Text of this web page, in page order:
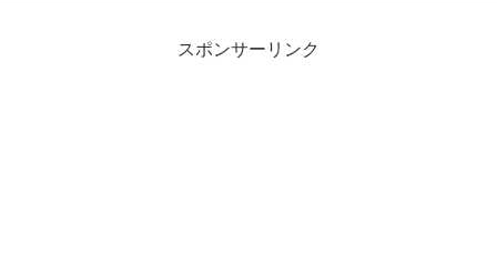
スポンサーリンク